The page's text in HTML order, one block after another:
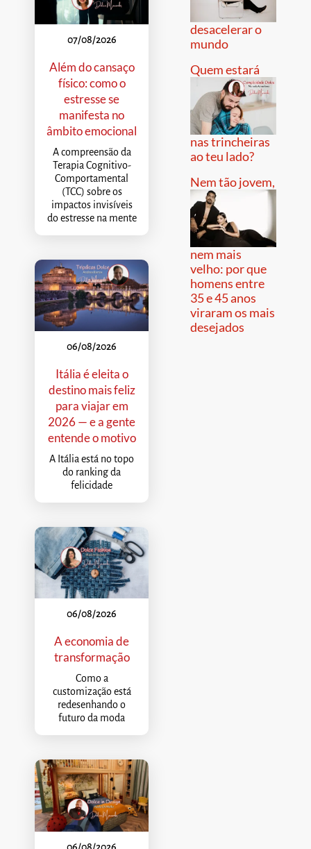
07/08/2026
Além do cansaço
físico: como o
estresse se
manifesta no
âmbito emocional
A compreensão da
Terapia Cognitivo-
Comportamental
(TCC) sobre os
impactos invisíveis
do estresse na mente
06/08/2026
Itália é eleita o
destino mais feliz
para viajar em
2026 — e a gente
entende o motivo
A Itália está no topo
do ranking da
felicidade
06/08/2026
A economia de
transformação
Como a
customização está
redesenhando o
futuro da moda
06/08/2026
desacelerar o
mundo
Quem estará
nas trincheiras
ao teu lado?
Nem tão jovem,
nem mais
velho: por que
homens entre
35 e 45 anos
viraram os mais
desejados